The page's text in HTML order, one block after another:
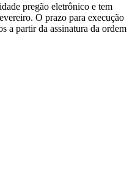
pregão eletrônico e tem
O prazo para execução
a partir da assinatura da ordem